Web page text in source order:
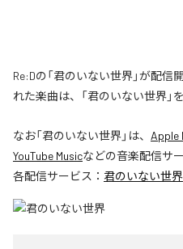
Re:Dの「君のいない世界」が配
れた楽曲は、「君のいない世界」
なお「君のいない世界」は、 Apple
YouTube Musicなどの音楽配信サ
各配信サービス： 君のいない世界